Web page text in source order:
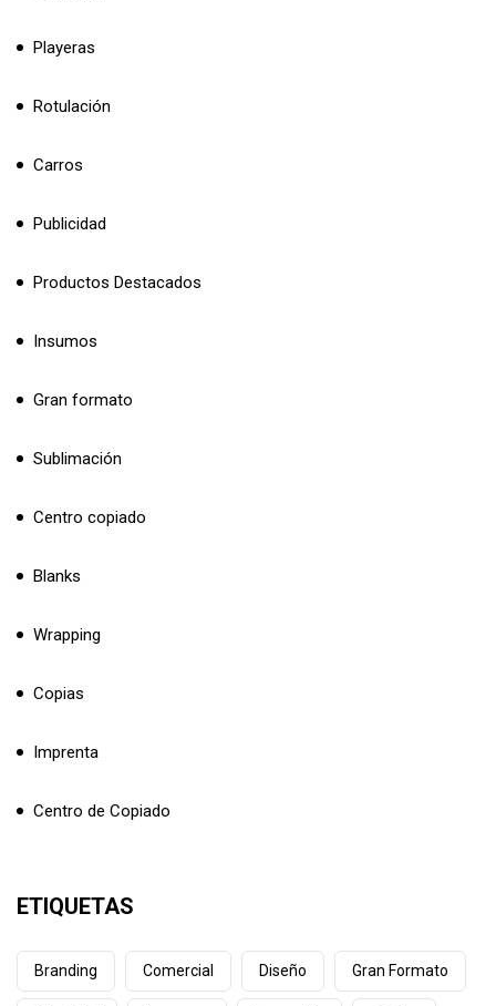
Playeras
Rotulación
Carros
Publicidad
Productos Destacados
Insumos
Gran formato
Sublimación
Centro copiado
Blanks
Wrapping
Copias
Imprenta
Centro de Copiado
ETIQUETAS
Branding Comercial Diseño Gran Formato